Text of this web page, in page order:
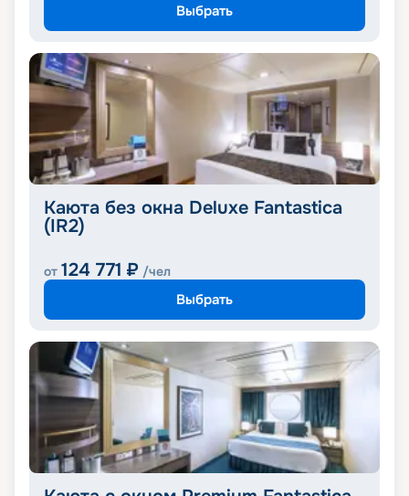
Выбрать
Каюта без окна Deluxe Fantastica
(IR2)
от 124 771 ₽ /чел
Выбрать